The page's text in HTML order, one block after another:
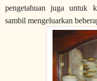
pengetahuan juga untuk
sambil mengeluarkan